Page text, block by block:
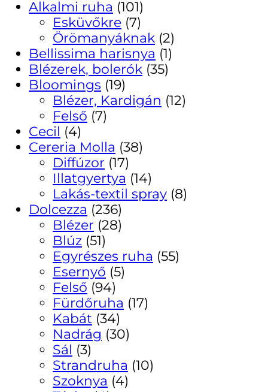
Alkalmi ruha (101)
Esküvőkre (7)
Örömanyáknak (2)
Bellissima harisnya (1)
Blézerek, bolerók (35)
Bloomings (19)
Blézer, Kardigán (12)
Felső (7)
Cecil (4)
Cereria Molla (38)
Diffúzor (17)
Illatgyertya (14)
Lakás-textil spray (8)
Dolcezza (236)
Blézer (28)
Blúz (51)
Egyrészes ruha (55)
Esernyő (5)
Felső (94)
Fürdőruha (17)
Kabát (34)
Nadrág (30)
Sál (3)
Strandruha (10)
Szoknya (4)